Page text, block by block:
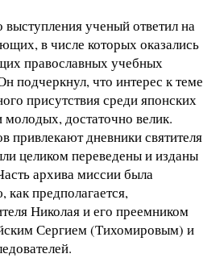
выступления ученый ответил на
в числе которых оказались
православных учебных
подчеркнул, что интерес к теме
присутствия среди японских
молодых, достаточно велик.
привлекают дневники святителя
целиком переведены и изданы
архива миссии была
как предполагается,
Николая и его преемником
Сергием (Тихомировым) и